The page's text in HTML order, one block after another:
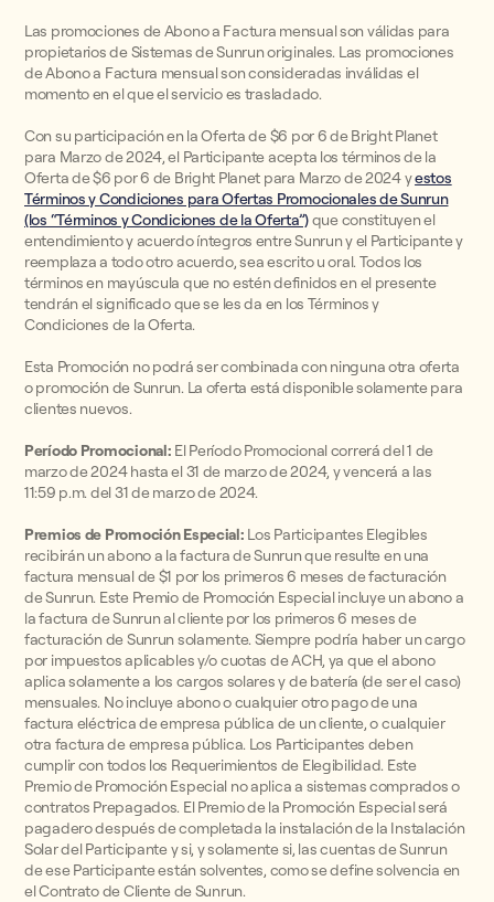
Las promociones de Abono a Factura mensual son válidas para
propietarios de Sistemas de Sunrun originales. Las promociones
de Abono a Factura mensual son consideradas inválidas el
momento en el que el servicio es trasladado.
Con su participación en la Oferta de $6 por 6 de Bright Planet
para Marzo de 2024, el Participante acepta los términos de la
Oferta de $6 por 6 de Bright Planet para Marzo de 2024 yestos
Términos y Condiciones para Ofertas Promocionales de Sunrun
(los “Términos y Condiciones de la Oferta”)que constituyen el
entendimiento y acuerdo íntegros entre Sunrun y el Participante y
reemplaza a todo otro acuerdo, sea escrito u oral. Todos los
términos en mayúscula que no estén definidos en el presente
tendrán el significado que se les da en los Términos y
Condiciones de la Oferta.
Esta Promoción no podrá ser combinada con ninguna otra oferta
o promoción de Sunrun. La oferta está disponible solamente para
clientes nuevos.
Período Promocional: El Período Promocional correrá del 1 de
marzo de 2024 hasta el 31 de marzo de 2024, y vencerá a las
11:59 p.m. del 31 de marzo de 2024.
Premios de Promoción Especial: Los Participantes Elegibles
recibirán un abono a la factura de Sunrun que resulte en una
factura mensual de $1 por los primeros 6 meses de facturación
de Sunrun. Este Premio de Promoción Especial incluye un abono a
la factura de Sunrun al cliente por los primeros 6 meses de
facturación de Sunrun solamente. Siempre podría haber un cargo
por impuestos aplicables y/o cuotas de ACH, ya que el abono
aplica solamente a los cargos solares y de batería (de ser el caso)
mensuales. No incluye abono o cualquier otro pago de una
factura eléctrica de empresa pública de un cliente, o cualquier
otra factura de empresa pública. Los Participantes deben
cumplir con todos los Requerimientos de Elegibilidad. Este
Premio de Promoción Especial no aplica a sistemas comprados o
contratos Prepagados. El Premio de la Promoción Especial será
pagadero después de completada la instalación de la Instalación
Solar del Participante y si, y solamente si, las cuentas de Sunrun
de ese Participante están solventes, como se define solvencia en
el Contrato de Cliente de Sunrun.